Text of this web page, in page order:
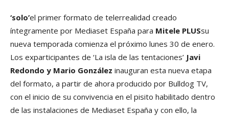
‘solo’el primer formato de telerrealidad creado
íntegramente por Mediaset España para Mitele PLUSsu
nueva temporada comienza el próximo lunes 30 de enero.
Los exparticipantes de ‘La isla de las tentaciones’ Javi
Redondo y Mario González inauguran esta nueva etapa
del formato, a partir de ahora producido por Bulldog TV,
con el inicio de su convivencia en el pisito habilitado dentro
de las instalaciones de Mediaset España y con ello, la